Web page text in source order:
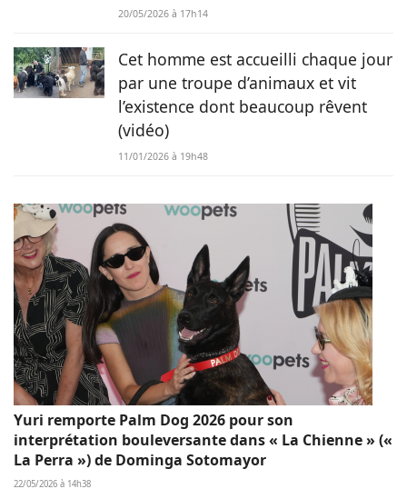
20/05/2026 à 17h14
Cet homme est accueilli chaque jour
par une troupe d’animaux et vit
l’existence dont beaucoup rêvent
(vidéo)
11/01/2026 à 19h48
Yuri remporte Palm Dog 2026 pour son
interprétation bouleversante dans « La Chienne » («
La Perra ») de Dominga Sotomayor
22/05/2026 à 14h38